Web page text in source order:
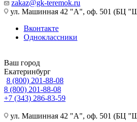
zakaz@gk-teremok.ru
ул. Машинная 42 "А", оф. 501 (БЦ
Вконтакте
Одноклассники
Ваш город
Екатеринбург
8 (800) 201-88-08
8 (800) 201-88-08
+7 (343) 286-83-59
ул. Машинная 42 "А", оф. 501 (БЦ